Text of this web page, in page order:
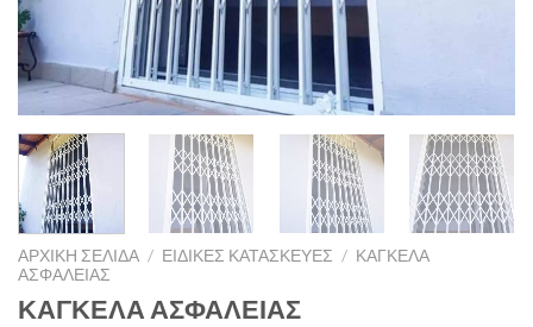
ΑΡΧΙΚΉ ΣΕΛΊΔΑ / ΕΙΔΙΚΈΣ ΚΑΤΑΣΚΕΥΈΣ / ΚΑΓΚΕΛΑ
ΑΣΦΑΛΕΊΑΣ
ΚΑΓΚΕΛΑ ΑΣΦΑΛΕΙΑΣ